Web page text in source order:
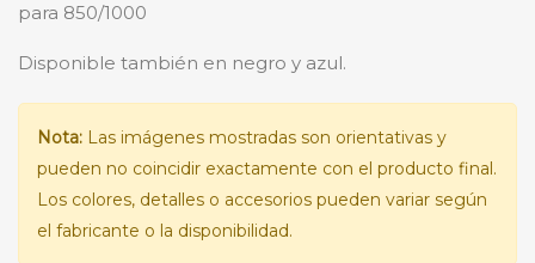
para 850/1000
Disponible también en negro y azul.
Nota: Las imágenes mostradas son orientativas y
pueden no coincidir exactamente con el producto final.
Los colores, detalles o accesorios pueden variar según
el fabricante o la disponibilidad.